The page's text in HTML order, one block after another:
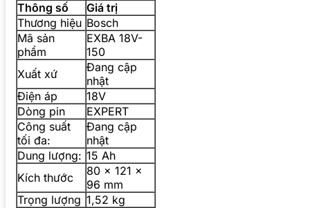
Thông số
Giá trị
Thương hiệu Bosch
Mã sản
phẩm
EXBA 18V-
150
Xuất xứ
Đang cập
nhật
Điện áp
18V
Dòng pin
EXPERT
Công suất
tối đa:
Đang cập
nhật
Dung lượng: 15 Ah
Kích thước
80 x 121 x
96 mm
Trọng lượng 1,52 kg